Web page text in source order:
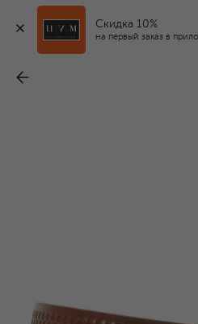
Скидка 10%
на первый заказ в